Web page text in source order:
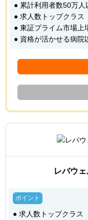
● 累計利用者数50万人
● 求人数トップクラス
● 東証プライム市場上
● 資格が活かせる病院
レバウ
● 求人数トップクラス